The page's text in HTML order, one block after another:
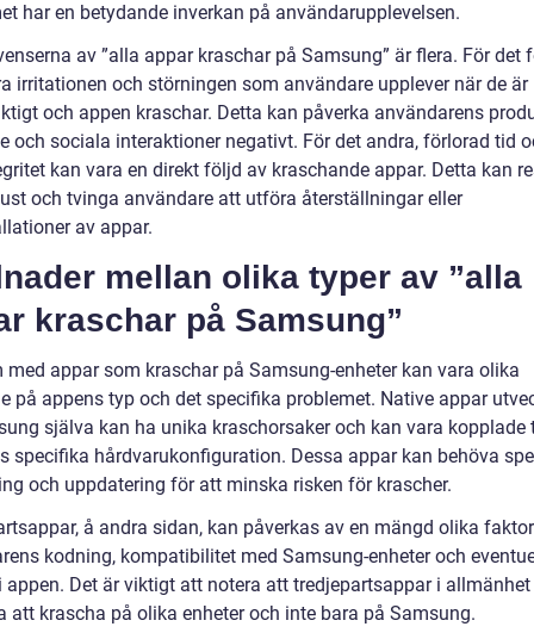
har en betydande inverkan på användarupplevelsen.
av ”alla appar kraschar på Samsung” är flera. För det
irritationen och störningen som användare upplever när de
och appen kraschar. Detta kan påverka användarens
och sociala interaktioner negativt. För det andra, förlorad tid
kan vara en direkt följd av kraschande appar. Detta kan
och tvinga användare att utföra återställningar eller
av appar.
mellan olika typer av ”alla
kraschar på Samsung”
med appar som kraschar på Samsung-enheter kan vara olika
på appens typ och det specifika problemet. Native appar
själva kan ha unika kraschorsaker och kan vara kopplade
specifika hårdvarukonfiguration. Dessa appar kan behöva
och uppdatering för att minska risken för krascher.
å andra sidan, kan påverkas av en mängd olika
kodning, kompatibilitet med Samsung-enheter och
appen. Det är viktigt att notera att tredjepartsappar i allmänhet
att krascha på olika enheter och inte bara på Samsung.